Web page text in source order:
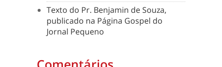
Texto do Pr. Benjamin de Souza,
publicado na Página Gospel do
Jornal Pequeno